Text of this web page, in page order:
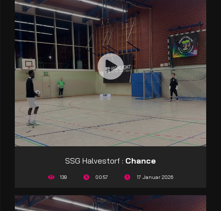
SSG Halvestorf : Chance
139 00:57 17 Januar 2026